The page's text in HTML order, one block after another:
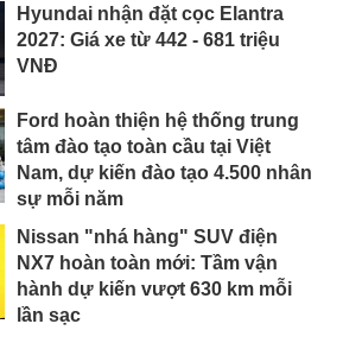
Hyundai nhận đặt cọc Elantra
2027: Giá xe từ 442 - 681 triệu
VNĐ
Ford hoàn thiện hệ thống trung
tâm đào tạo toàn cầu tại Việt
Nam, dự kiến đào tạo 4.500 nhân
sự mỗi năm
Nissan "nhá hàng" SUV điện
NX7 hoàn toàn mới: Tầm vận
hành dự kiến vượt 630 km mỗi
lần sạc